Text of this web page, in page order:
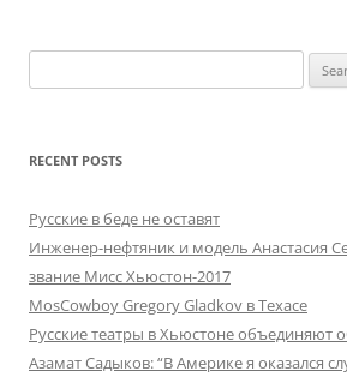
for:
RECENT POSTS
Русские в беде не оставят
Инженер-нефтяник и модель Анастасия
звание Мисс Хьюстон-2017
MosCowboy Gregory Gladkov в Техасе
Русские театры в Хьюстоне объединяют
Азамат Садыков: “В Америке я оказался